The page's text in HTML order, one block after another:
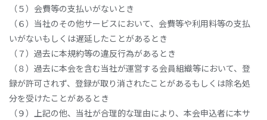
（５）会費等の支払いがないとき
（６）当社のその他サービスにおいて、会費等や利用料等の支払
いがないもしくは遅延したことがあるとき
（７）過去に本規約等の違反行為があるとき
（８）過去に本会を含む当社が運営する会員組織等において、登
録が許可されず、登録が取り消されたことがあるもしくは除名処
分を受けたことがあるとき
（９）上記の他、当社が合理的な理由により、本会申込者に本サ